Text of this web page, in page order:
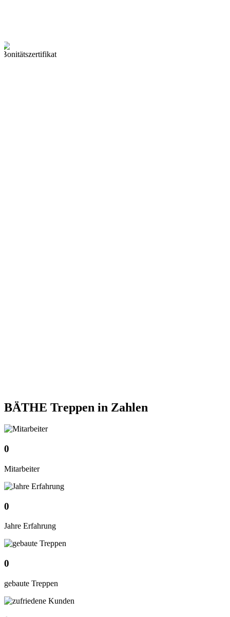
BÄTHE Treppen in Zahlen
0
Mitarbeiter
0
Jahre Erfahrung
0
gebaute Treppen